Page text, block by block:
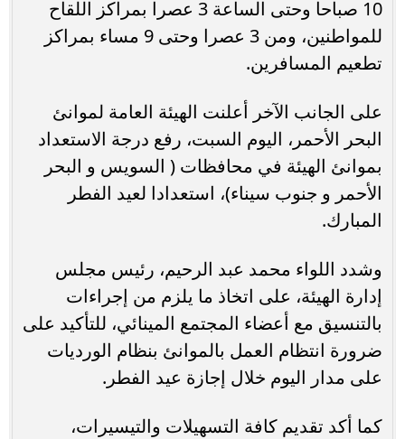
10 صباحا وحتى الساعة 3 عصرا بمراكز اللقاح
للمواطنين، ومن 3 عصرا وحتى 9 مساء بمراكز
تطعيم المسافرين.
على الجانب الآخر أعلنت الهيئة العامة لموانئ
البحر الأحمر، اليوم السبت، رفع درجة الاستعداد
بموانئ الهيئة في محافظات ( السويس و البحر
الأحمر و جنوب سيناء)، استعدادا لعيد الفطر
المبارك.
وشدد اللواء محمد عبد الرحيم، رئيس مجلس
إدارة الهيئة، على اتخاذ ما يلزم من إجراءات
بالتنسيق مع أعضاء المجتمع المينائي، للتأكيد على
ضرورة انتظام العمل بالموانئ بنظام الورديات
على مدار اليوم خلال إجازة عيد الفطر.
كما أكد تقديم كافة التسهيلات والتيسيرات،